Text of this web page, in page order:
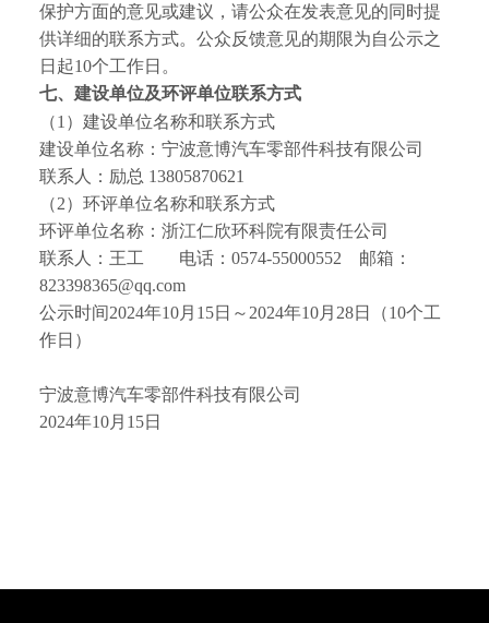
保护方面的意见或建议，请公众在发表意见的同时提
供详细的联系方式。公众反馈意见的期限为自公示之
日起10个工作日。
七、建设单位及环评单位联系方式
（1 ）建设单位名称和联系方式
建设单位名称：宁波意博汽车零部件科技有限公司
联系人： 励总 13805870621
（2）环评单位名称和联系方式
环评单位名称：浙江仁欣环科院有限责任公司
联系人：王工
电话：0574-55000552 邮箱：
823398365@qq.com
公示时间2024年10月 15日 ～ 2024年10月 28日（10个工
作日）
宁波意博汽车零部件科技有限公司
2024年10月 15日